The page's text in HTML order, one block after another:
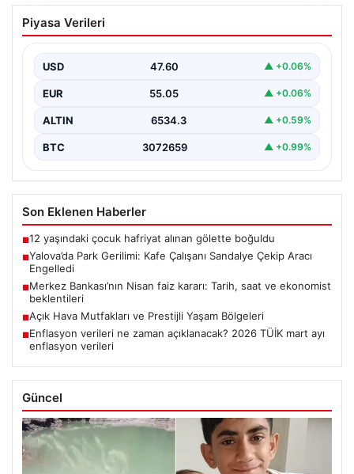
Yalova’da Park Gerilimi: Kafe Çalışanı
Sandalye Çekip Aracı Engelledi
meydana gelen ilginç bir olay, sosyal medyada geniş…
Piyasa Verileri
USD 47.60 ▲ +0.06%
EUR 55.05 ▲ +0.06%
ALTIN 6534.3 ▲ +0.59%
BTC 3072659 ▲ +0.99%
Son Eklenen Haberler
■12 yaşındaki çocuk hafriyat alınan gölette boğuldu
■Yalova’da Park Gerilimi: Kafe Çalışanı Sandalye Çekip Aracı
Engelledi
■Merkez Bankası’nın Nisan faiz kararı: Tarih, saat ve ekonomist
beklentileri
■Açık Hava Mutfakları ve Prestijli Yaşam Bölgeleri
■Enflasyon verileri ne zaman açıklanacak? 2026 TÜİK mart ayı
enflasyon verileri
Güncel